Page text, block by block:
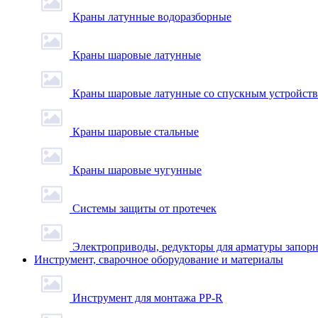
Краны латунные водоразборные
Краны шаровые латунные
Краны шаровые латунные со спускным
Краны шаровые стальные
Краны шаровые чугунные
Системы защиты от протечек
Электроприводы, редукторы для арматуры
Инструмент, сварочное оборудование и материалы
Инструмент для монтажа PP-R